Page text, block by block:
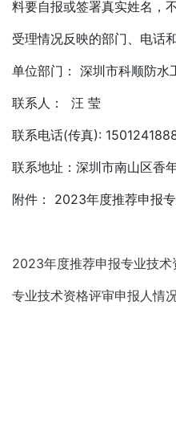
料要自报或签署真实姓名，
受理情况反映的部门、电话
单位部门： 深
联系人： 汪 莹
联系电话(传真):
联系地址：深圳市南山区香
附件： 2023年度推荐申报
2023年度推荐申报专业技
专业技术资格评审申报人情